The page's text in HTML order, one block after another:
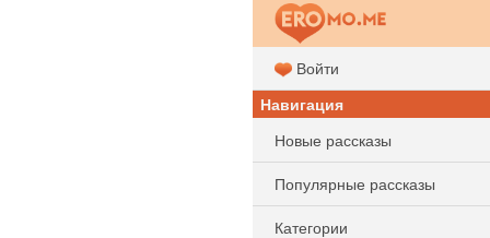
Войти
Навигация
Новые рассказы
Популярные рассказы
Категории